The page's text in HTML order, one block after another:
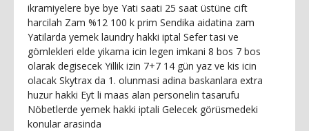
ikramiyelere bye bye Yati saati 25 saat üstüne cift
harcilah Zam %12 100 k prim Sendika aidatina zam
Yatilarda yemek laundry hakki iptal Sefer tasi ve
gömlekleri elde yikama icin legen imkani 8 bos 7 bos
olarak degisecek Yillik izin 7+7 14 gün yaz ve kis icin
olacak Skytrax da 1. olunmasi adina baskanlara extra
huzur hakki Eyt li maas alan personelin tasarufu
Nöbetlerde yemek hakki iptali Gelecek görüsmedeki
konular arasinda